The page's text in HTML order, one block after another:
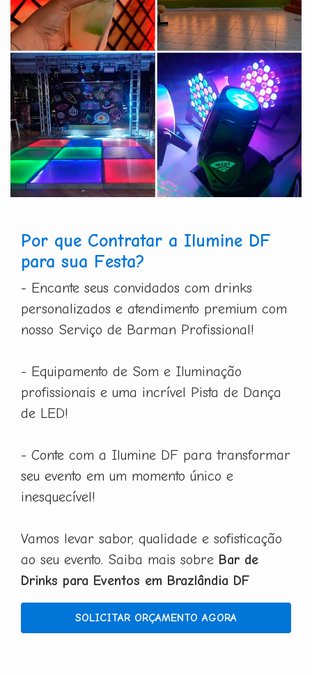
Por que Contratar a Ilumine DF
para sua Festa?
- Encante seus convidados com drinks
personalizados e atendimento premium com
nosso Serviço de Barman Profissional!
- Equipamento de Som e Iluminação
profissionais e uma incrível Pista de Dança
de LED!
- Conte com a Ilumine DF para transformar
seu evento em um momento único e
inesquecível!
Vamos levar sabor, qualidade e sofisticação
ao seu evento. Saiba mais sobre Bar de
Drinks para Eventos em Brazlândia DF
SOLICITAR ORÇAMENTO AGORA